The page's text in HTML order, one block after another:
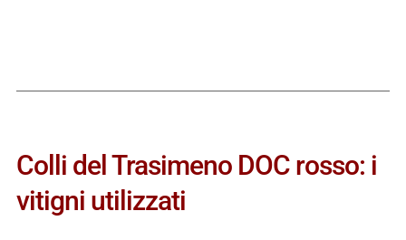
Colli del Trasimeno DOC rosso: i
vitigni utilizzati